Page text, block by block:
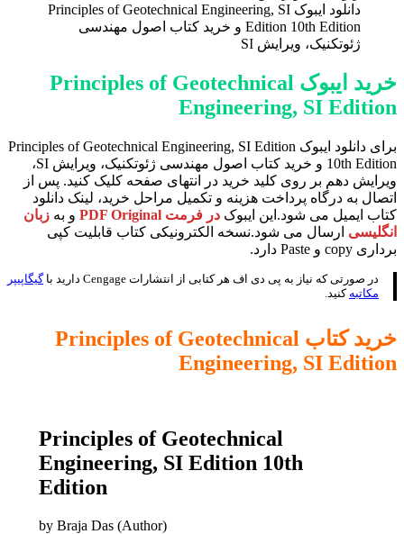
دانلود ایبوک Principles of Geotechnical Engineering, SI
Edition 10th Edition و خرید کتاب اصول مهندسی
ژئوتکنیک، ویرایش SI
خرید ایبوک Principles of Geotechnical
Engineering, SI Edition
برای دانلود ایبوک Principles of Geotechnical Engineering, SI Edition
10th Edition و خرید کتاب اصول مهندسی ژئوتکنیک، ویرایش SI،
ویرایش دهم بر روی کلید خرید در انتهای صفحه کلیک کنید. پس از
اتصال به درگاه پرداخت هزینه و تکمیل مراحل خرید، لینک دانلود
کتاب ایمیل می شود.این ایبوک در فرمت PDF Original و به زبان
انگلیسی ارسال می شود.نسخه الکترونیکی کتاب قابلیت کپی
برداری copy و Paste دارد.
در صورتی که نیاز به پی دی اف هر کتابی از انتشارات ‎ Cengageدارید با
گیگاپیپر
مکاتبه کنید.
خرید کتاب Principles of Geotechnical
Engineering, SI Edition
Principles of Geotechnical
Engineering, SI Edition 10th
Edition
by Braja Das (Author)